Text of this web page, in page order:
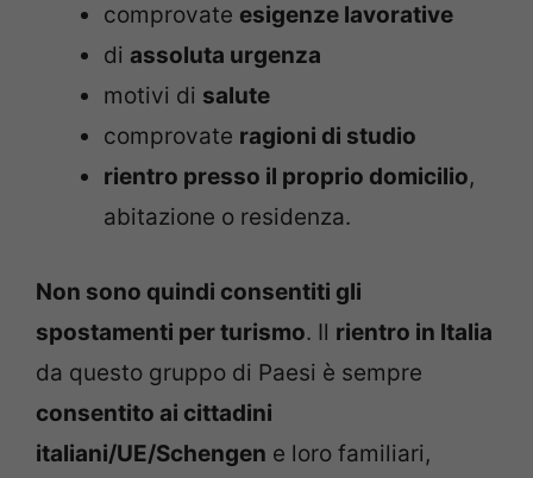
comprovate esigenze lavorative
di assoluta urgenza
motivi di salute
comprovate ragioni di studio
rientro presso il proprio domicilio,
abitazione o residenza.
Non sono quindi consentiti gli
spostamenti per turismo. Il rientro in Italia
da questo gruppo di Paesi è sempre
consentito ai cittadini
italiani/UE/Schengen e loro familiari,